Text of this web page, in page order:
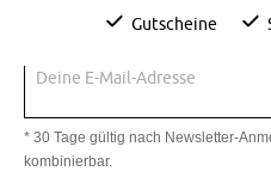
Gutscheine
Deine E-Mail-Adresse
* 30 Tage gültig nach Newsletter-
kombinierbar.